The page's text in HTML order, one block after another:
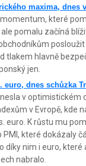
maxima, dnes
které
pomalu začíná
tlakem hlavně
jen.
euro, dnes schůzka
v optimistickém
v Evropě, kde
euro. K růstu mu
PMI, které dokázaly
díky nim i euro,
nabralo.